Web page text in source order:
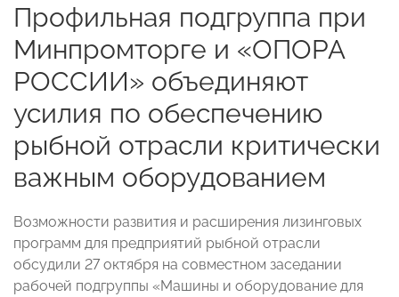
Профильная подгруппа при
Минпромторге и «ОПОРА
РОССИИ» объединяют
усилия по обеспечению
рыбной отрасли критически
важным оборудованием
Возможности развития и расширения лизинговых
программ для предприятий рыбной отрасли
обсудили 27 октября на совместном заседании
рабочей подгруппы «Машины и оборудование для